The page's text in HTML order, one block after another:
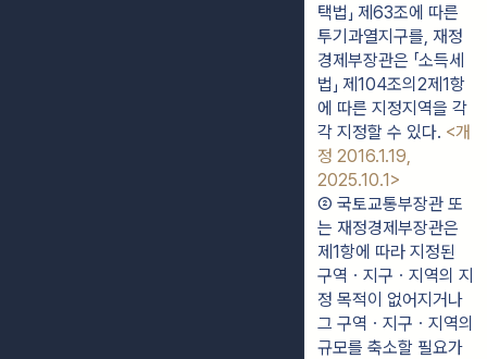
택법」 제63조에 따른
투기과열지구를, 재정
경제부장관은 「소득세
법」 제104조의2제1항
에 따른 지정지역을 각
각 지정할 수 있다. <개
정 2016.1.19,
2025.10.1>
② 국토교통부장관 또
는 재정경제부장관은
제1항에 따라 지정된
구역ㆍ지구ㆍ지역의 지
정 목적이 없어지거나
그 구역ㆍ지구ㆍ지역의
규모를 축소할 필요가